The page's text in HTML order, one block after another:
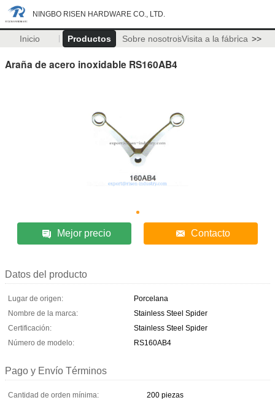
NINGBO RISEN HARDWARE CO., LTD.
Inicio Productos Sobre nosotrosVisita a la fábrica >>
Araña de acero inoxidable RS160AB4
Mejor precio Contacto
Datos del producto
Lugar de origen:
Porcelana
Nombre de la marca:
Stainless Steel Spider
Certificación:
Stainless Steel Spider
Número de modelo:
RS160AB4
Pago y Envío Términos
Cantidad de orden mínima:
200 piezas